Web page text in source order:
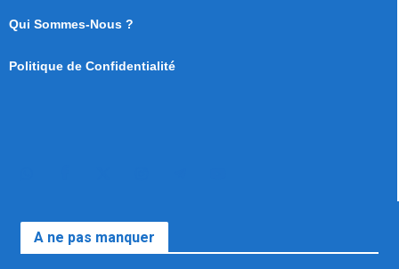
Qui Sommes-Nous ?
Politique de Confidentialité
A ne pas manquer